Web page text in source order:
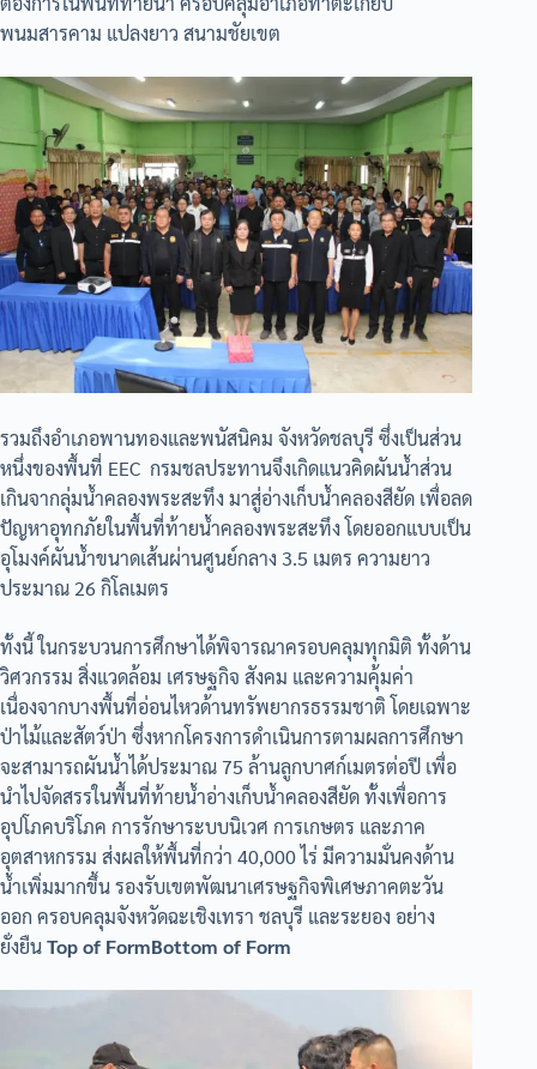
พนมสารคาม แปลงยาว สนามชัยเขต
รวมถึงอำเภอพานทองและพนัสนิคม จังหวัดชลบุรี ซึ่งเป็นส่วน
หนึ่งของพื้นที่ EEC กรมชลประทานจึงเกิดแนวคิดผันน้ำส่วน
เกินจากลุ่มน้ำคลองพระสะทึง มาสู่อ่างเก็บน้ำคลองสียัด เพื่อลด
ปัญหาอุทกภัยในพื้นที่ท้ายน้ำคลองพระสะทึง โดยออกแบบเป็น
อุโมงค์ผันน้ำขนาดเส้นผ่านศูนย์กลาง 3.5 เมตร ความยาว
ประมาณ 26 กิโลเมตร
ทั้งนี้ ในกระบวนการศึกษาได้พิจารณาครอบคลุมทุกมิติ ทั้งด้าน
วิศวกรรม สิ่งแวดล้อม เศรษฐกิจ สังคม และความคุ้มค่า
เนื่องจากบางพื้นที่อ่อนไหวด้านทรัพยากรธรรมชาติ โดยเฉพาะ
ป่าไม้และสัตว์ป่า ซึ่งหากโครงการดำเนินการตามผลการศึกษา
จะสามารถผันน้ำได้ประมาณ 75 ล้านลูกบาศก์เมตรต่อปี เพื่อ
นำไปจัดสรรในพื้นที่ท้ายน้ำอ่างเก็บน้ำคลองสียัด ทั้งเพื่อการ
อุปโภคบริโภค การรักษาระบบนิเวศ การเกษตร และภาค
อุตสาหกรรม ส่งผลให้พื้นที่กว่า 40,000 ไร่ มีความมั่นคงด้าน
น้ำเพิ่มมากขึ้น รองรับเขตพัฒนาเศรษฐกิจพิเศษภาคตะวัน
ออก ครอบคลุมจังหวัดฉะเชิงเทรา ชลบุรี และระยอง อย่าง
ยั่งยืนTop of FormBottom of Form